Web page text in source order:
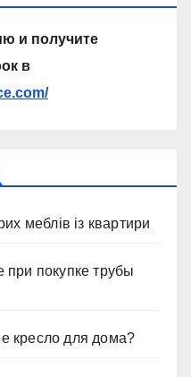
и получите
в
меблів із квартири
при покупке трубы
кресло для дома?